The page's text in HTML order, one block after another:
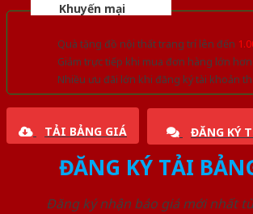
Khuyến mại
Quà tặng đồ nội thất trang trí lên đến
Giảm trực tiếp khi mua đơn hàng lớn hơn
Nhiều ưu đãi lớn khi đăng ký tài khoản
TẢI BẢNG GIÁ ĐĂNG KÝ
ĐĂNG KÝ TẢI
Đăng ký nhận báo giá mới nhất